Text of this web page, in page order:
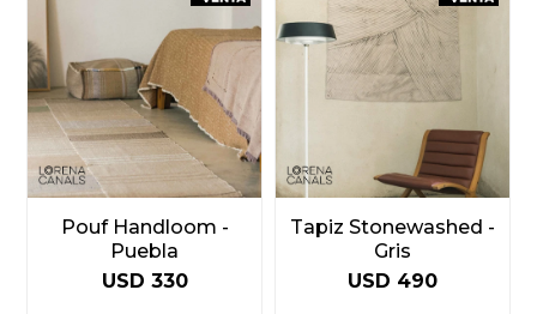
Pouf Handloom -
Puebla
USD 330
Tapiz Stonewashed -
Gris
USD 490